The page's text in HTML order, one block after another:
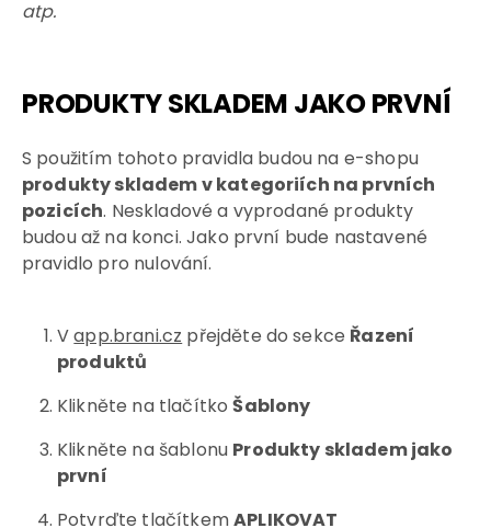
atp.
PRODUKTY SKLADEM JAKO PRVNÍ
S použitím tohoto pravidla budou na e-shopu
produkty skladem v kategoriích na prvních
pozicích. Neskladové a vyprodané produkty
budou až na konci. Jako první bude nastavené
pravidlo pro nulování.
Vapp.brani.cz přejděte do sekce Řazení
produktů
Klikněte na tlačítkoŠablony
Klikněte na šablonu Produkty skladem jako
první
Potvrďte tlačítkemAPLIKOVAT